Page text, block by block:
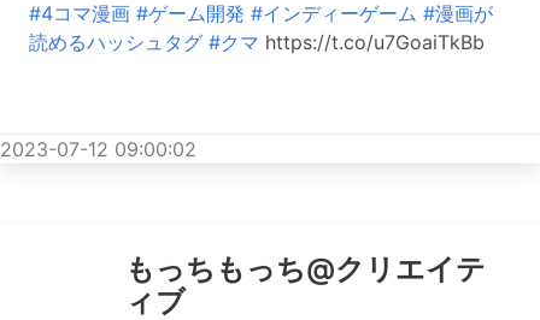
#4コマ漫画 #ゲーム開発 #インディーゲーム #漫画が
読めるハッシュタグ #クマ https://t.co/u7GoaiTkBb
2023-07-12 09:00:02
もっちもっち@クリエイテ
ィブ